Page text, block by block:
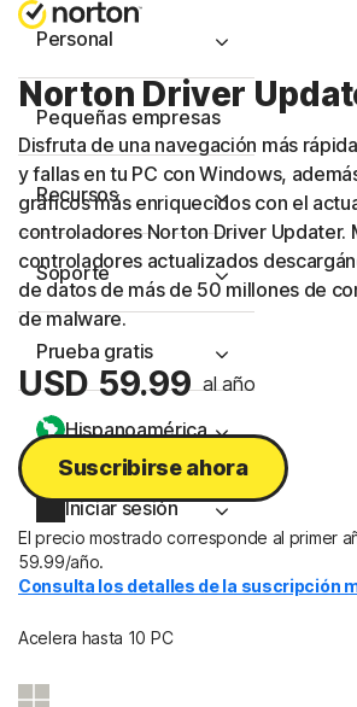
Personal
Pequeñas empresas
Recursos
Soporte
Prueba gratis
Hispanoamérica
Iniciar sesión
Norton Driver
Disfruta de una navegación más
y fallas en tu PC con Windows,
gráficos más enriquecidos con el
controladores Norton Driver Updater.
controladores actualizados
de datos de más de 50 millones de
de malware.
USD 59.99 al año
Suscribirse ahora
El precio mostrado corresponde al primer
59.99/año.
Consulta los detalles de la suscripción
Acelera hasta 10 PC